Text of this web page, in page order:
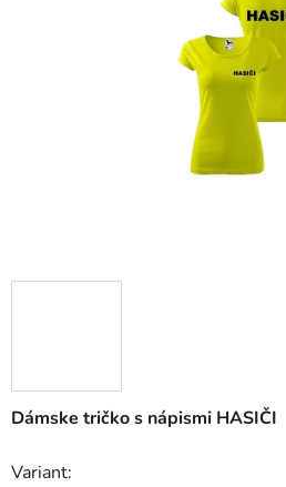
Dámske tričko s nápismi HASIČI
Variant: